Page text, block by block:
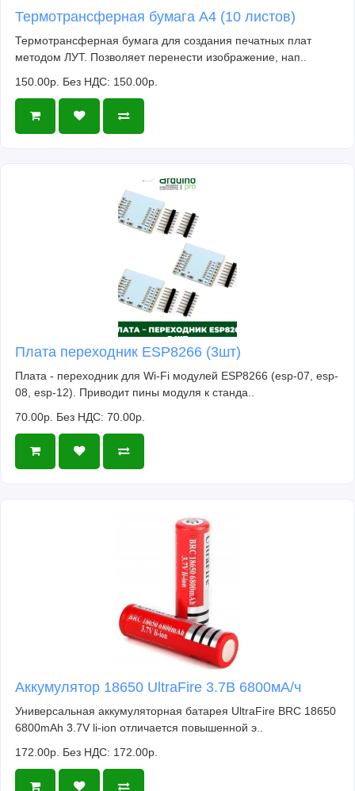
Термотрансферная бумага А4 (10 листов)
Термотрансферная бумага для создания печатных плат
методом ЛУТ. Позволяет перенести изображение, нап..
150.00р. Без НДС: 150.00р.
Плата переходник ESP8266 (3шт)
Плата - переходник для Wi-Fi модулей ESP8266 (esp-07, esp-
08, esp-12). Приводит пины модуля к станда..
70.00р. Без НДС: 70.00р.
Аккумулятор 18650 UltraFire 3.7В 6800мА/ч
Универсальная аккумуляторная батарея UltraFire BRC 18650
6800mAh 3.7V li-ion отличается повышенной э..
172.00р. Без НДС: 172.00р.